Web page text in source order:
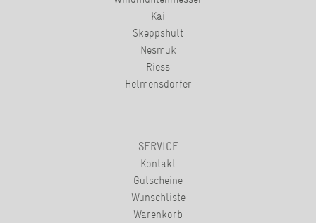
Kai
Skeppshult
Nesmuk
Riess
Helmensdorfer
SERVICE
Kontakt
Gutscheine
Wunschliste
Warenkorb